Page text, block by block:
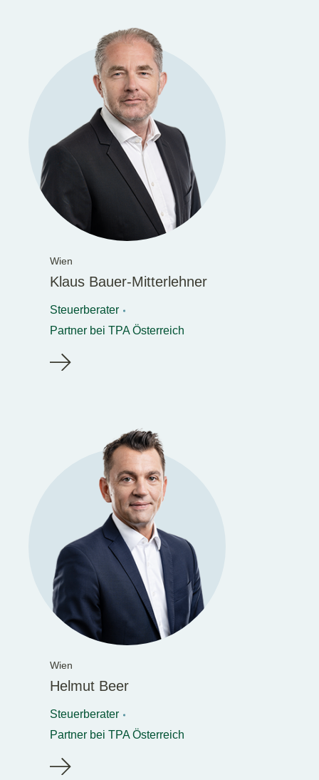
Wien
Klaus Bauer-Mitterlehner
Steuerberater
Partner bei TPA Österreich
Wien
Helmut Beer
Steuerberater
Partner bei TPA Österreich